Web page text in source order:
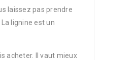
laissez pas prendre
lignine est un
acheter. Il vaut mieux